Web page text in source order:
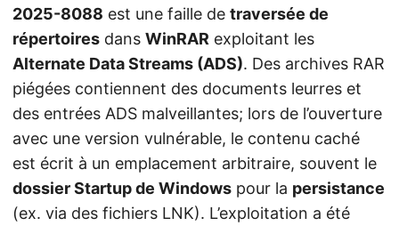
2025-8088 est une faille de traversée de
répertoires dans WinRAR exploitant les
Alternate Data Streams (ADS). Des archives RAR
piégées contiennent des documents leurres et
des entrées ADS malveillantes; lors de l’ouverture
avec une version vulnérable, le contenu caché
est écrit à un emplacement arbitraire, souvent le
dossier Startup de Windows pour la persistance
(ex. via des fichiers LNK). L’exploitation a été